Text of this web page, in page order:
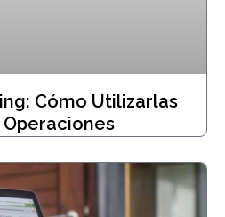
Cómo Utilizarlas